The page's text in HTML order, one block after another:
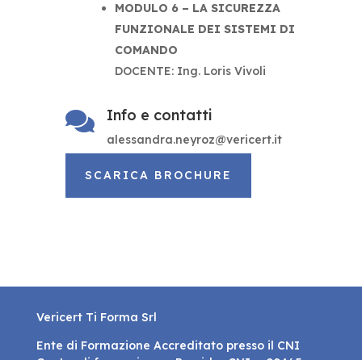
MODULO 6 – LA SICUREZZA
FUNZIONALE DEI SISTEMI DI
COMANDO
DOCENTE: Ing. Loris Vivoli
 Info e contatti
alessandra.neyroz@vericert.it
SCARICA BROCHURE
Vericert Ti Forma Srl
Ente di Formazione Accreditato presso il CNI